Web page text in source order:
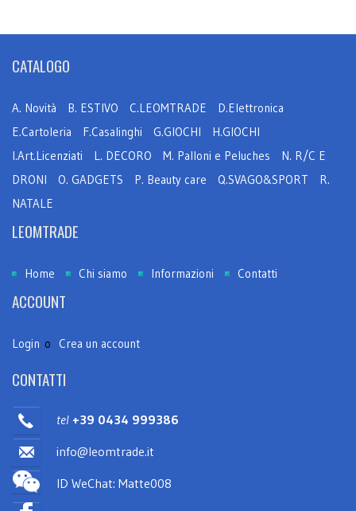
CATALOGO
A. Novità B. ESTIVO C.LEOMTRADE
D.Elettronica
E.Cartoleria
F.Casalinghi G.GIOCHI
H.GIOCHI
I.Art.Licenziati
L. DECORO M. Palloni e Peluches
N. R/C E
DRONI
O. GADGETS P. Beauty care Q.SVAGO&SPORT
R.
NATALE
LEOMTRADE
Home Chi siamo Informazioni Contatti
ACCOUNT
Login o Crea un account
CONTATTI
tel +39 0434 999386
info@leomtrade.it
ID WeChat: Matte008